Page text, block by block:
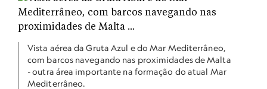
Vista aérea da Gruta Azul e do Mar Mediterrâneo,
com barcos navegando nas proximidades de Malta
- outra área importante na formação do atual Mar
Mediterrâneo.